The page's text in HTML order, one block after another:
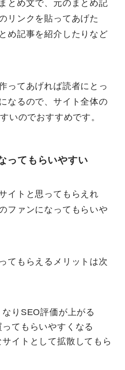
とめ文で、元のまとめ記
リンクを貼ってあげた
め記事を紹介したりなど
ってあげれば読者にとっ
なるので、サイト全体の
いのでおすすめです。
ってもらいやすい
イトと思ってもらえれ
ファンになってもらいや
てもらえるメリットは次
りSEO評価が上がる
てもらいやすくなる
イトとして拡散してもら